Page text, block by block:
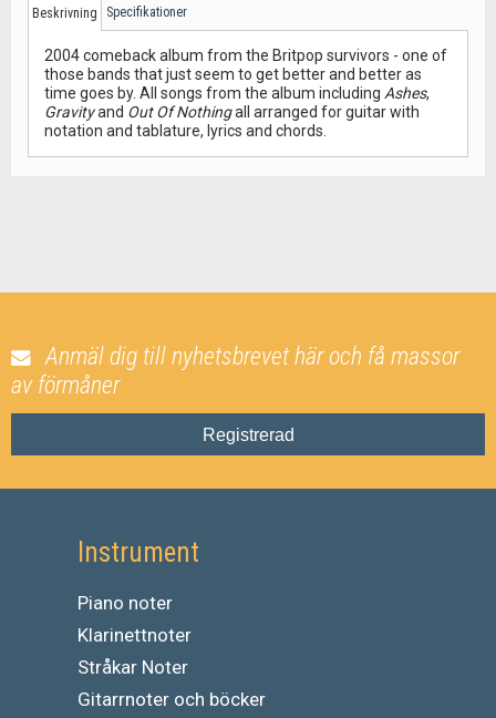
Beskrivning Specifikationer
2004 comeback album from the Britpop survivors - one of
those bands that just seem to get better and better as
time goes by. All songs from the album including Ashes,
Gravityand Out Of Nothingall arranged for guitar with
notation and tablature, lyrics and chords.
Anmäl dig till nyhetsbrevet här och få massor
av förmåner
Registrerad
Instrument
Piano noter
Klarinettnoter
Stråkar Noter
Gitarrnoter och böcker